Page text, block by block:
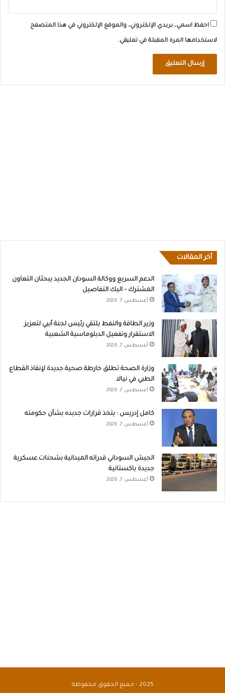
احفظ اسمي، بريدي الإلكتروني، والموقع الإلكتروني في هذا المتصفح
لاستخدامها المرة المقبلة في تعليقي.
أخر المقالات
الدعم السريع ووكالة السودان الجديد يبحثان التعاون
المشترك – اليك التفاصيل
أغسطس 7, 2026
وزير الطاقة والنفط يلتقي رئيس لجنة أبيي لتعزيز
الاستقرار وتفعيل الدبلوماسية الشعبية
أغسطس 7, 2026
وزارة الصحة تطلق خارطة صحية جديدة لإنقاذ القطاع
الطبي في نيالا
أغسطس 7, 2026
كامل إدريس : يتخذ قرارات جديده بشأن حكومته
أغسطس 7, 2026
الجيش السوداني قدراته الميدانية بشحنات عسكرية
جديدة باكستانية
أغسطس 7, 2026
2025 - جميع الحقوق محفوظة